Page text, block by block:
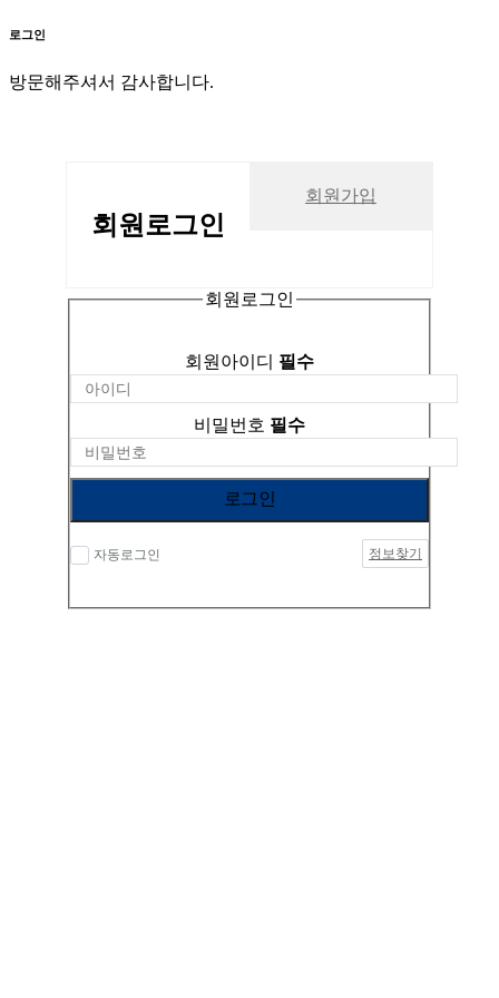
로그인
방문해주셔서 감사합니다.
회원 로그인
회원가입
회원로그인
회원아이디 필수
비밀번호 필수
로그인
자동로그인 정보찾기